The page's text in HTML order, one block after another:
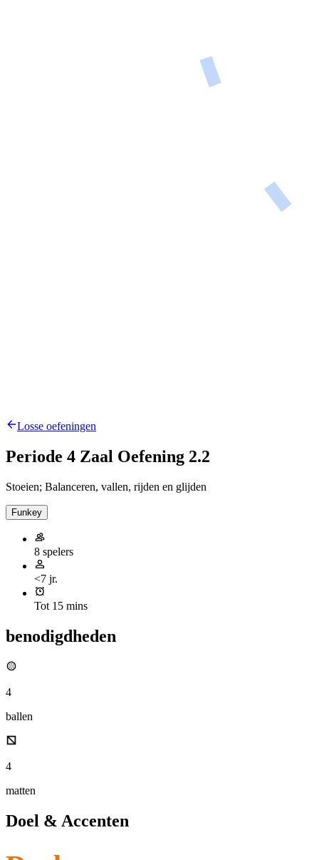
Losse oefeningen
Periode 4 Zaal Oefening 2.2
Stoeien; Balanceren, vallen, rijden en glijden
Funkey
8 spelers
<7 jr.
Tot 15 mins
benodigdheden
4
ballen
4
matten
Doel & Accenten